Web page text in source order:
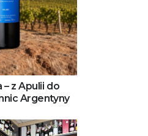
– z Apulii do
Argentyny